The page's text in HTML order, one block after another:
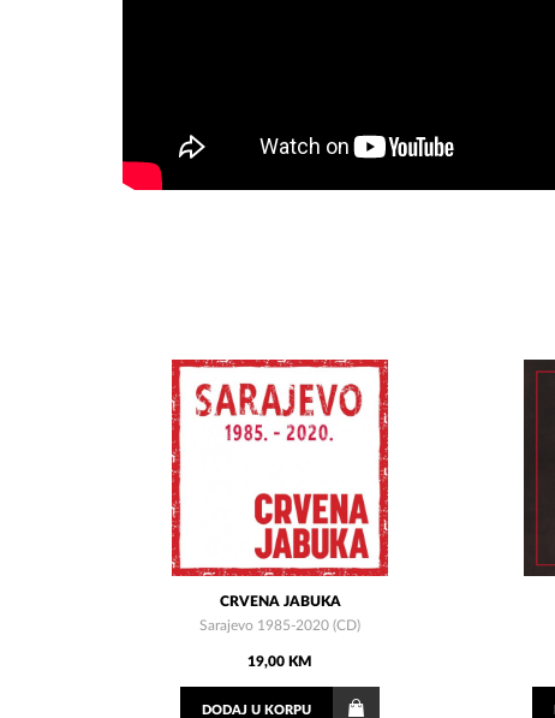
CRVENA JABUKA
Sarajevo 1985-2020 (CD)
19,00 KM
DODAJ U KORPU